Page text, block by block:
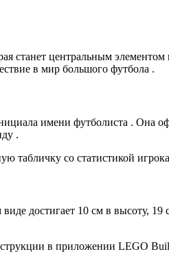
станет центральным
в мир большого футбола .
имени футболиста . Она
.
табличку со статистикой
достигает 10 см в высоту,
в приложении LEGO